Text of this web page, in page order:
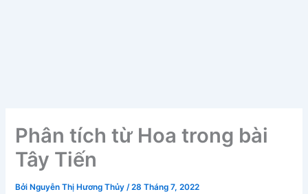
Phân tích từ Hoa trong bài
Tây Tiến
Bởi Nguyễn Thị Hương Thủy/28 Tháng 7, 2022